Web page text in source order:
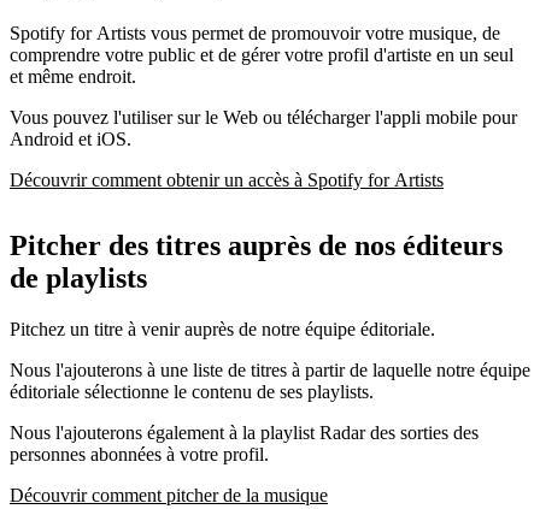
Spotify for Artists vous permet de promouvoir votre musique, de
comprendre votre public et de gérer votre profil d'artiste en un seul
et même endroit.
Vous pouvez l'utiliser sur le Web ou télécharger l'appli mobile pour
Android et iOS.
Découvrir comment obtenir un accès à Spotify for Artists
Pitcher des titres auprès de nos éditeurs
de playlists
Pitchez un titre à venir auprès de notre équipe éditoriale.
Nous l'ajouterons à une liste de titres à partir de laquelle notre équipe
éditoriale sélectionne le contenu de ses playlists.
Nous l'ajouterons également à la playlist Radar des sorties des
personnes abonnées à votre profil.
Découvrir comment pitcher de la musique